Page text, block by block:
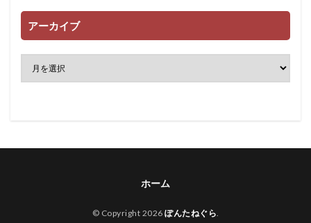
アーカイブ
ホーム
© Copyright 2026 ぽんたねぐら.